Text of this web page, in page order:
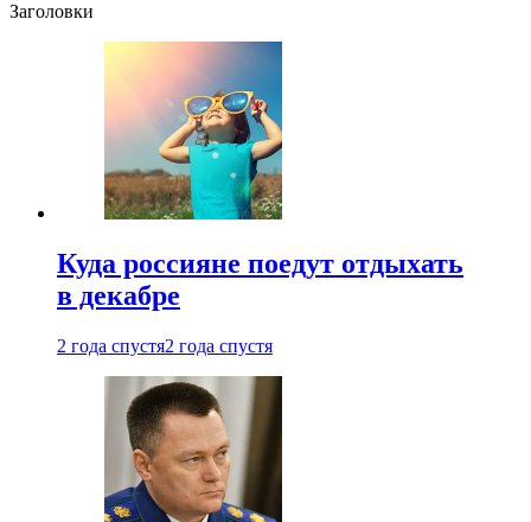
Заголовки
Куда россияне поедут отдыхать
в декабре
2 года спустя2 года спустя